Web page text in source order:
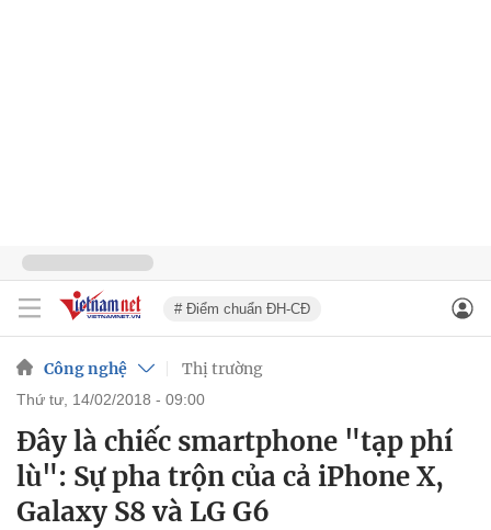
# Điểm chuẩn ĐH-CĐ
Công nghệ Thị trường
thứ tư, 14/02/2018 - 09:00
Đây là chiếc smartphone "tạp phí
lù": Sự pha trộn của cả iPhone X,
Galaxy S8 và LG G6